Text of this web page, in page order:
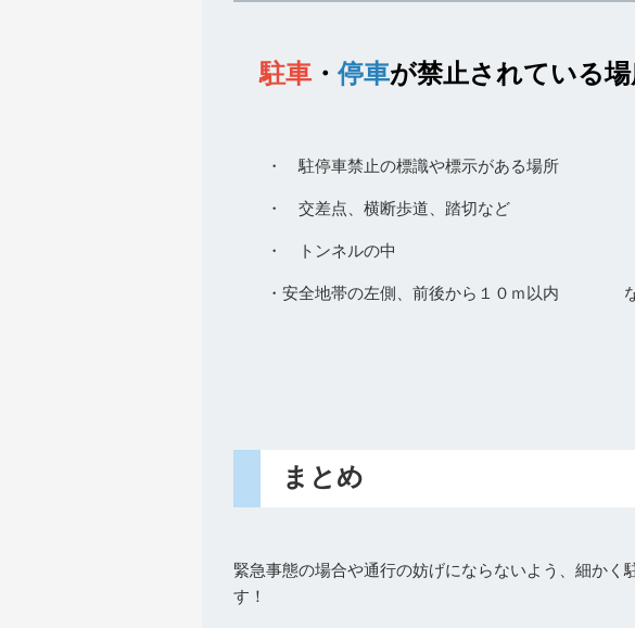
駐車・停車が禁止されている
・ 駐停車禁止の標識や標示がある場所
・ 交差点、横断歩道、踏切など
・ トンネルの中
・安全地帯の左側、前後から１０ｍ以内
まとめ
緊急事態の場合や通行の妨げにならないよう、細かく
す！